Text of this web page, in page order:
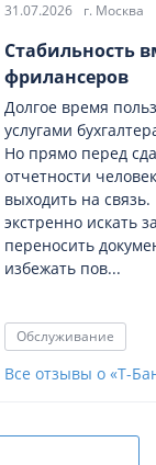
31.07.2026 г. Москва
Стабильность
фрилансеров
Долгое время
услугами
Но прямо перед
отчетности
выходить на
экстренно искать
переносить
избежать пов...
Обслуживание
Все отзывы о «Т-